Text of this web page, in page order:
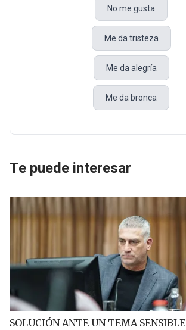
No me gusta
Me da tristeza
Me da alegría
Me da bronca
Te puede interesar
SOLUCIÓN ANTE UN TEMA SENSIBLE